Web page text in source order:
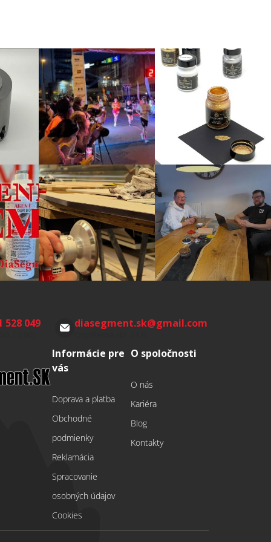
528 049 diasegment.sk@gmail.com
Informácie pre
vás
Doprava a platba
Obchodné
podmienky
Reklamácia
Spracovanie
osobných údajov
Cookies
O spoločnosti
O nás
Kariéra
Blog
Kontakty